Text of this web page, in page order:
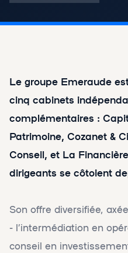
Le groupe Emeraude
cinq cabinets
complémentaires :
Patrimoine, Cozanet &
Conseil, et La
dirigeants se côtoient
Son offre diversifiée,
- l’intermédiation en
conseil en